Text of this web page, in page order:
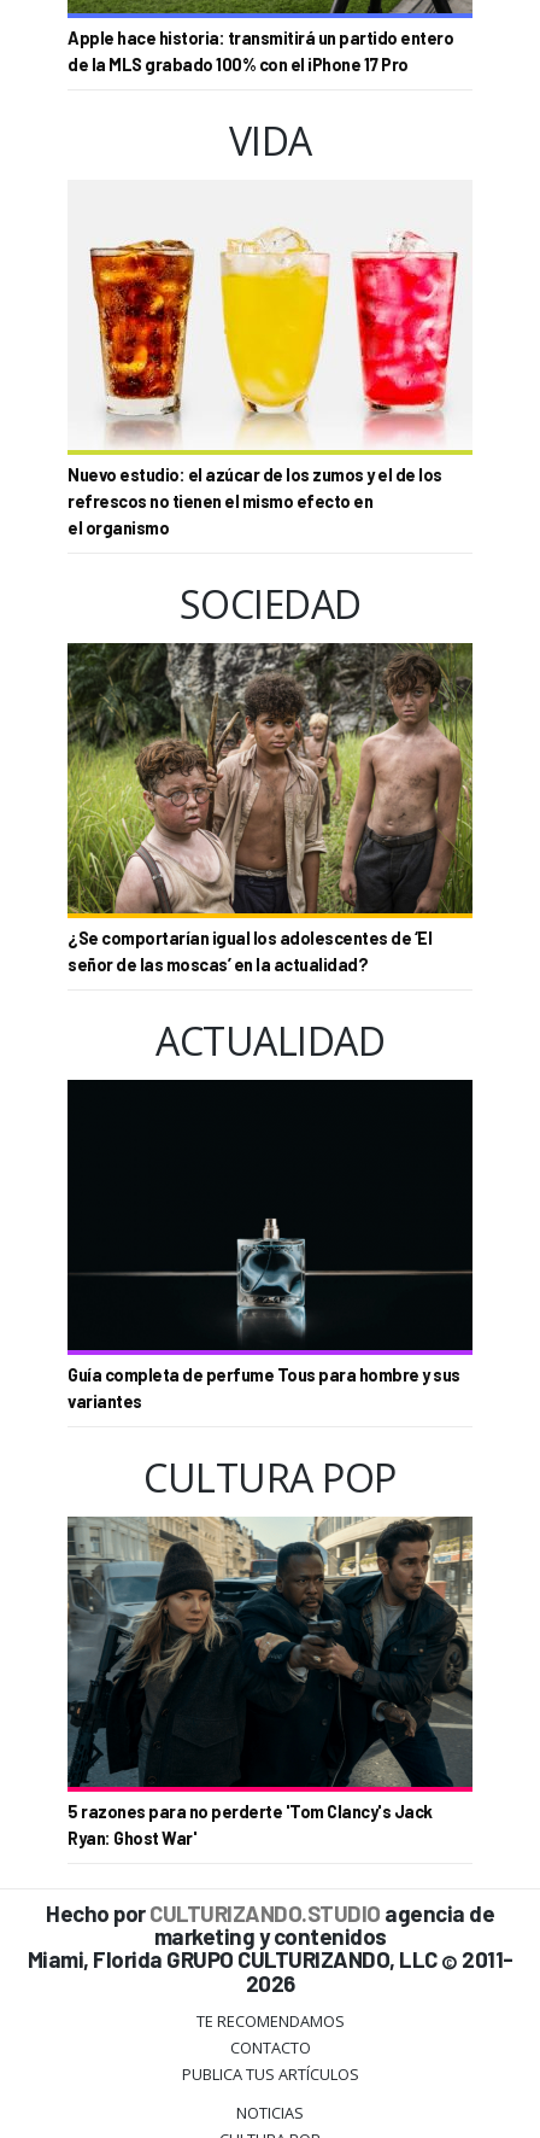
Apple hace historia: transmitirá un partido entero
de la MLS grabado 100% con el iPhone 17 Pro
VIDA
Nuevo estudio: el azúcar de los zumos y el de los
refrescos no tienen el mismo efecto en
el organismo
SOCIEDAD
¿Se comportarían igual los adolescentes de ‘El
señor de las moscas’ en la actualidad?
ACTUALIDAD
Guía completa de perfume Tous para hombre y sus
variantes
CULTURA POP
5 razones para no perderte 'Tom Clancy's Jack
Ryan: Ghost War'
Hecho porCULTURIZANDO.STUDIO agencia de
marketing y contenidos
Miami, Florida GRUPO CULTURIZANDO, LLC © 2011-
2026
TE RECOMENDAMOS
CONTACTO
PUBLICA TUS ARTÍCULOS
NOTICIAS